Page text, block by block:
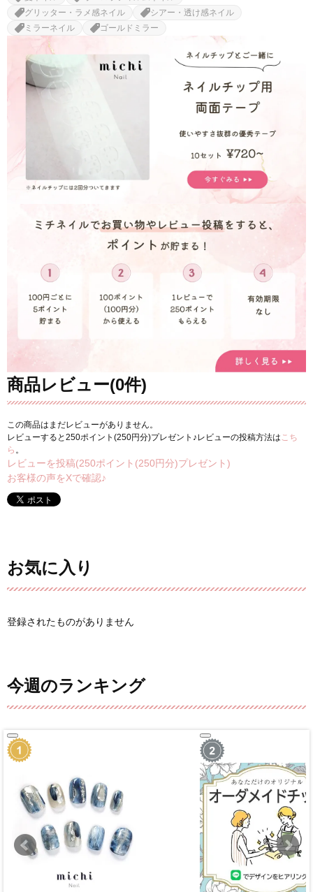
グリッター・ラメ感ネイル
シアー・透け感ネイル
ミラーネイル
ゴールドミラー
商品レビュー(0件)
この商品はまだレビューがありません。
レビューすると250ポイント(250円分)プレゼント♪レビューの投稿方法は こち
ら 。
レビューを投稿(250ポイント(250円分)プレゼント)
お客様の声をXで確認♪
お気に入り
登録されたものがありません
今週のランキング